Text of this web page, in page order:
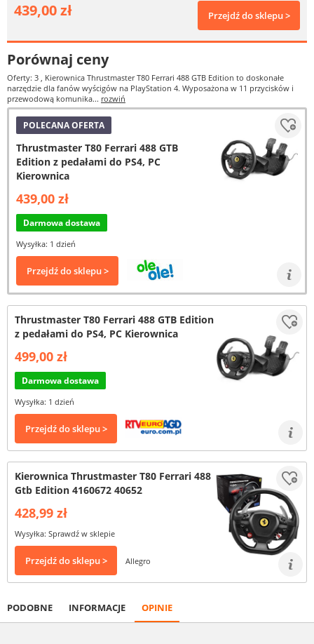
439,00 zł Przejdź do sklepu >
Porównaj ceny
Oferty: 3 , Kierownica Thrustmaster T80 Ferrari 488 GTB Edition to doskonałe
narzędzie dla fanów wyścigów na PlayStation 4. Wyposażona w 11 przycisków i
przewodową komunika... rozwiń
POLECANA OFERTA
Thrustmaster T80 Ferrari 488 GTB
Edition z pedałami do PS4, PC
Kierownica
439,00 zł
Darmowa dostawa
Wysyłka: 1 dzień
Przejdź do sklepu >
Thrustmaster T80 Ferrari 488 GTB Edition
z pedałami do PS4, PC Kierownica
499,00 zł
Darmowa dostawa
Wysyłka: 1 dzień
Przejdź do sklepu >
Kierownica Thrustmaster T80 Ferrari 488
Gtb Edition 4160672 40652
428,99 zł
Wysyłka: Sprawdź w sklepie
Przejdź do sklepu > Allegro
PODOBNE INFORMACJE OPINIE